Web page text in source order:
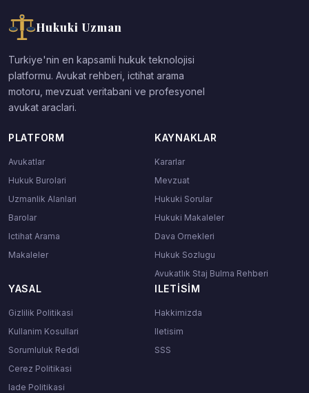
Hukuki Uzman
Turkiye'nin en kapsamli hukuk teknolojisi
platformu. Avukat rehberi, ictihat arama
motoru, mevzuat veritabani ve profesyonel
avukat araclari.
PLATFORM
Avukatlar
Hukuk Burolari
Uzmanlik Alanlari
Barolar
Ictihat Arama
Makaleler
KAYNAKLAR
Kararlar
Mevzuat
Hukuki Sorular
Hukuki Makaleler
Dava Ornekleri
Hukuk Sozlugu
Avukatlık Staj Bulma Rehberi
YASAL
Gizlilik Politikasi
Kullanim Kosullari
Sorumluluk Reddi
Cerez Politikasi
Iade Politikasi
ILETISIM
Hakkimizda
Iletisim
SSS